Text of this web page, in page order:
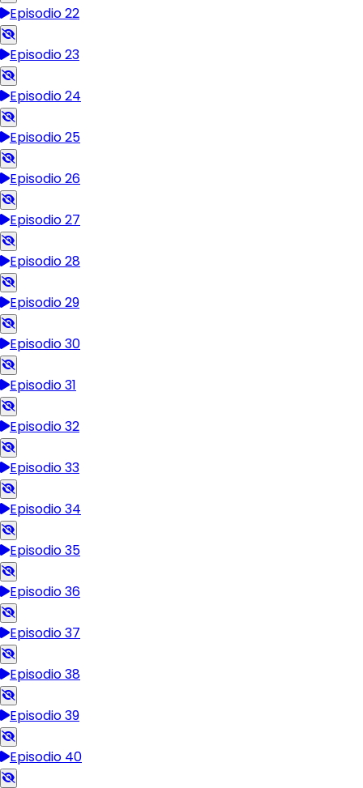
Episodio 22
Episodio 23
Episodio 24
Episodio 25
Episodio 26
Episodio 27
Episodio 28
Episodio 29
Episodio 30
Episodio 31
Episodio 32
Episodio 33
Episodio 34
Episodio 35
Episodio 36
Episodio 37
Episodio 38
Episodio 39
Episodio 40